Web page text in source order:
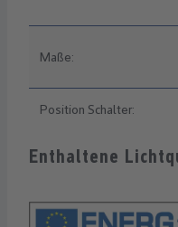
Maße:
Position Schalter:
Enthaltene